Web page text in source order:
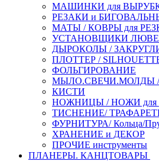
МАШИНКИ для
РЕЗАКИ и
МАТЫ / КОВРЫ для
УСТАНОВЩИКИ
ДЫРОКОЛЫ /
ПЛОТТЕР /
ФОЛЬГИРОВАНИЕ
МЫЛО.СВЕЧИ.МОЛДЫ /
КИСТИ
НОЖНИЦЫ / НОЖИ для
ТИСНЕНИЕ/ ТРАФАРЕТЫ
ФУРНИТУРА/ Кольца/
ХРАНЕНИЕ и ДЕКОР
ПРОЧИЕ инструменты
ПЛАНЕРЫ. КАНЦТОВАРЫ